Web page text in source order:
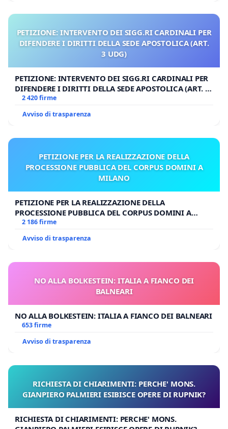
PETIZIONE: INTERVENTO DEI SIGG.RI CARDINALI PER
DIFENDERE I DIRITTI DELLA SEDE APOSTOLICA (ART.
3 UDG)
PETIZIONE: INTERVENTO DEI SIGG.RI CARDINALI PER
DIFENDERE I DIRITTI DELLA SEDE APOSTOLICA (ART. 3
UDG)
2 420 firme
Avviso di trasparenza
PETIZIONE PER LA REALIZZAZIONE DELLA
PROCESSIONE PUBBLICA DEL CORPUS DOMINI A
MILANO
PETIZIONE PER LA REALIZZAZIONE DELLA
PROCESSIONE PUBBLICA DEL CORPUS DOMINI A
MILANO
2 186 firme
Avviso di trasparenza
NO ALLA BOLKESTEIN: ITALIA A FIANCO DEI
BALNEARI
NO ALLA BOLKESTEIN: ITALIA A FIANCO DEI BALNEARI
653 firme
Avviso di trasparenza
RICHIESTA DI CHIARIMENTI: PERCHE' MONS.
GIANPIERO PALMIERI ESIBISCE OPERE DI RUPNIK?
RICHIESTA DI CHIARIMENTI: PERCHE' MONS.